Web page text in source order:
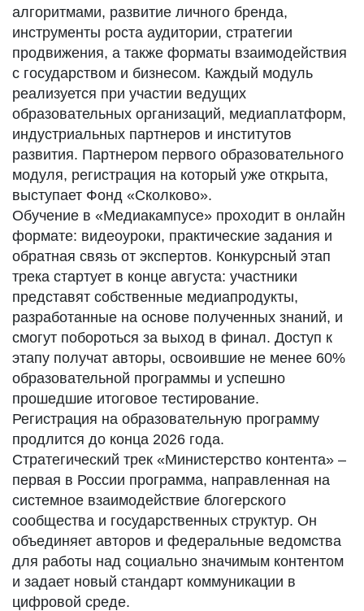
алгоритмами, развитие личного бренда,
инструменты роста аудитории, стратегии
продвижения, а также форматы взаимодействия
с государством и бизнесом. Каждый модуль
реализуется при участии ведущих
образовательных организаций, медиаплатформ,
индустриальных партнеров и институтов
развития. Партнером первого образовательного
модуля, регистрация на который уже открыта,
выступает Фонд «Сколково».
Обучение в «Медиакампусе» проходит в онлайн
формате: видеоуроки, практические задания и
обратная связь от экспертов. Конкурсный этап
трека стартует в конце августа: участники
представят собственные медиапродукты,
разработанные на основе полученных знаний, и
смогут побороться за выход в финал. Доступ к
этапу получат авторы, освоившие не менее 60%
образовательной программы и успешно
прошедшие итоговое тестирование.
Регистрация на образовательную программу
продлится до конца 2026 года.
Стратегический трек «Министерство контента» –
первая в России программа, направленная на
системное взаимодействие блогерского
сообщества и государственных структур. Он
объединяет авторов и федеральные ведомства
для работы над социально значимым контентом
и задает новый стандарт коммуникации в
цифровой среде.